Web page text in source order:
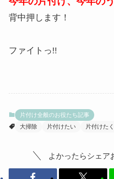
背中押します！
ファイトっ!!
片付け全般のお役たち記事
大掃除
片付けたい 片付けた
よかったらシェア